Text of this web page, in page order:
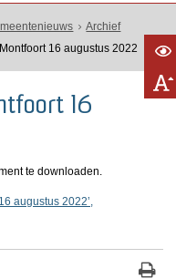
Archief
16 augustus 2022
16
te downloaden.
augustus 2022’,